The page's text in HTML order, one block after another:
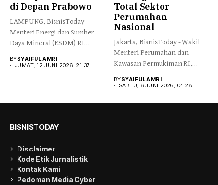
di Depan Prabowo
LAMPUNG, BisnisToday -
Menteri Energi dan Sumber
Daya Mineral (ESDM) RI
BYSYAIFUL AMRI
JUMAT, 12 JUNI 2026, 21:37
Total Sektor
Perumahan
Nasional
Jakarta, BisnisToday - Wakil
Menteri Perumahan dan
Kawasan Permukiman RI,
BYSYAIFUL AMRI
SABTU, 6 JUNI 2026, 04:28
BISNISTODAY
Disclaimer
Kode Etik Jurnalistik
Kontak Kami
Pedoman Media Cyber